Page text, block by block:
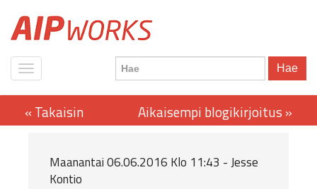
Hae
Maanantai 06.06.2016 Klo 11:43 - Jesse
Kontio